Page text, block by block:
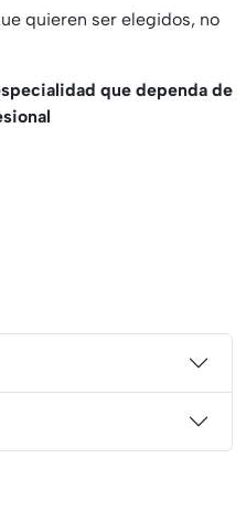
quieren ser elegidos, no
que dependa de